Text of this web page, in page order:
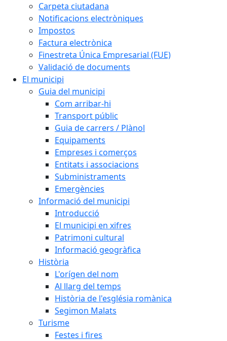
Carpeta ciutadana
Notificacions electròniques
Impostos
Factura electrònica
Finestreta Única Empresarial (FUE)
Validació de documents
El municipi
Guia del municipi
Com arribar-hi
Transport públic
Guia de carrers / Plànol
Equipaments
Empreses i comerços
Entitats i associacions
Subministraments
Emergències
Informació del municipi
Introducció
El municipi en xifres
Patrimoni cultural
Informació geogràfica
Història
L'orígen del nom
Al llarg del temps
Història de l'església romànica
Segimon Malats
Turisme
Festes i fires